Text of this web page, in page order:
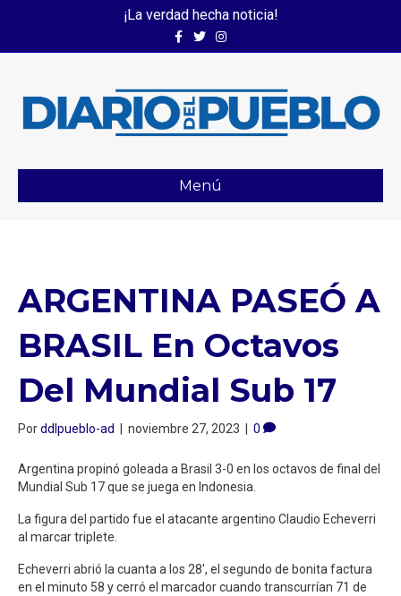
¡La verdad hecha noticia!
FacebookTwitterInstagram
Menú
ARGENTINA PASEÓ A
BRASIL En Octavos
Del Mundial Sub 17
Porddlpueblo-ad | noviembre 27, 2023 | 0
Argentina propinó goleada a Brasil 3-0 en los octavos de final del
Mundial Sub 17 que se juega en Indonesia.
La figura del partido fue el atacante argentino Claudio Echeverri
al marcar triplete.
Echeverri abrió la cuanta a los 28′, el segundo de bonita factura
en el minuto 58 y cerró el marcador cuando transcurrían 71 de